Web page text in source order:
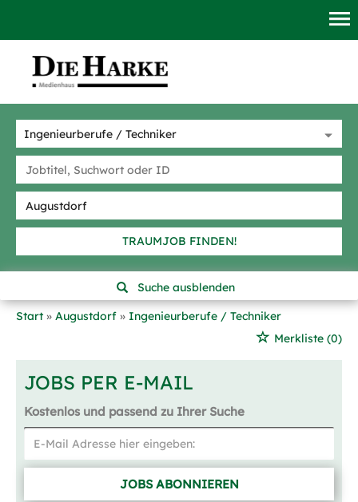
TRAUMJOB FINDEN!
Suche ausblenden
Start
Augustdorf
Ingenieurberufe / Techniker
Merkliste (0)
JOBS PER E-MAIL
Kostenlos und passend zu Ihrer Suche
JOBS ABONNIEREN